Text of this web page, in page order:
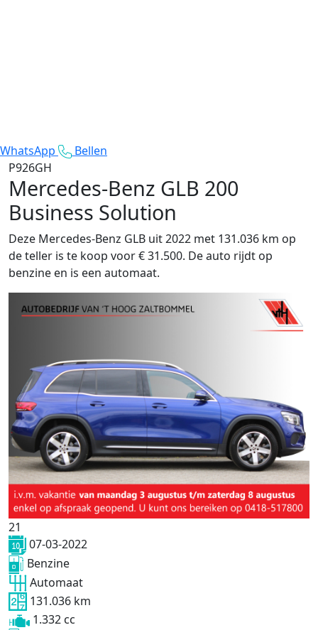
WhatsApp
Bellen
P926GH
Mercedes-Benz GLB 200
Business Solution
Deze Mercedes-Benz GLB uit 2022 met 131.036 km op
de teller is te koop voor € 31.500. De auto rijdt op
benzine en is een automaat.
21
07-03-2022
Benzine
Automaat
131.036 km
1.332 cc